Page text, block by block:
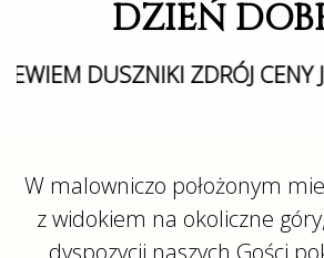
DZIEŃ
DUSZNIKI ZDRÓJ CENY JUŻ
W malowniczo położonym
z widokiem na okoliczne
dyspozycji naszych Gości